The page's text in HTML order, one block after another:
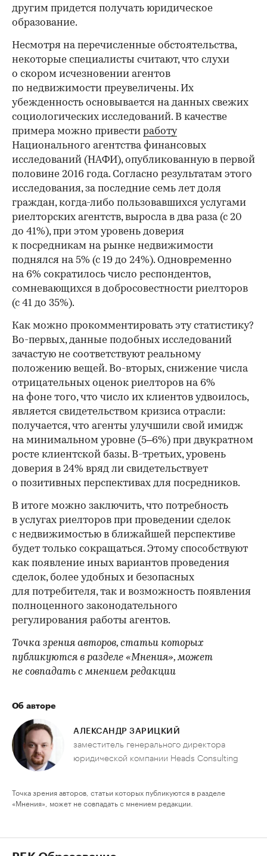
другим придется получать юридическое
образование.
Несмотря на перечисленные обстоятельства,
некоторые специалисты считают, что слухи
о скором исчезновении агентов
по недвижимости преувеличены. Их
убежденность основывается на данных свежих
социологических исследований. В качестве
примера можно привести работу
Национального агентства финансовых
исследований (НАФИ), опубликованную в первой
половине 2016 года. Согласно результатам этого
исследования, за последние семь лет доля
граждан, когда-либо пользовавшихся услугами
риелторских агентств, выросла в два раза (с 20
до 41%), при этом уровень доверия
к посредникам на рынке недвижимости
поднялся на 5% (с 19 до 24%). Одновременно
на 6% сократилось число респондентов,
сомневающихся в добросовестности риелторов
(с 41 до 35%).
Как можно прокомментировать эту статистику?
Во-первых, данные подобных исследований
зачастую не соответствуют реальному
положению вещей. Во-вторых, снижение числа
отрицательных оценок риелторов на 6%
на фоне того, что число их клиентов удвоилось,
является свидетельством кризиса отрасли:
получается, что агенты улучшили свой имидж
на минимальном уровне (5–6%) при двукратном
росте клиентской базы. В-третьих, уровень
доверия в 24% вряд ли свидетельствует
о позитивных перспективах для посредников.
В итоге можно заключить, что потребность
в услугах риелторов при проведении сделок
с недвижимостью в ближайшей перспективе
будет только сокращаться. Этому способствуют
как появление иных вариантов проведения
сделок, более удобных и безопасных
для потребителя, так и возможность появления
полноценного законодательного
регулирования работы агентов.
Точка зрения авторов, статьи которых
публикуются в разделе «Мнения», может
не совпадать с мнением редакции
Об авторе
АЛЕКСАНДР ЗАРИЦКИЙ
заместитель генерального директора
юридической компании Heads Consulting
Точка зрения авторов, статьи которых публикуются в разделе
«Мнения», может не совпадать с мнением редакции.